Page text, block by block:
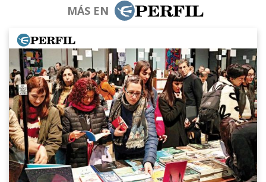
MÁS EN